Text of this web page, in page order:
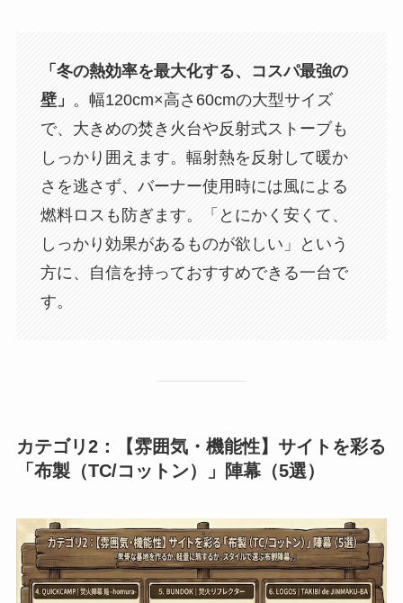
「冬の熱効率を最大化する、コスパ最強の
壁」 。幅120cm×高さ60cmの大型サイズ
で、大きめの焚き火台や反射式ストーブも
しっかり囲えます。輻射熱を反射して暖か
さを逃さず、バーナー使用時には風による
燃料ロスも防ぎます。「とにかく安くて、
しっかり効果があるものが欲しい」という
方に、自信を持っておすすめできる一台で
す。
カテゴリ2：【雰囲気・機能性】サイトを彩る
「布製（TC/コットン）」陣幕（5選）